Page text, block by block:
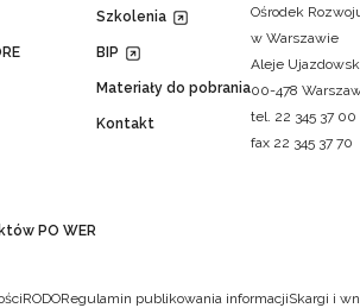
PO WER
Szkolenia
BIP
Materiały do pobrania
Kontakt
Ośrodek
w Warszawie
Aleje
00-478
tel. 22 345 37 00
fax 22 345 37 70
RODORegulamin publikowania informacjiSkargi i